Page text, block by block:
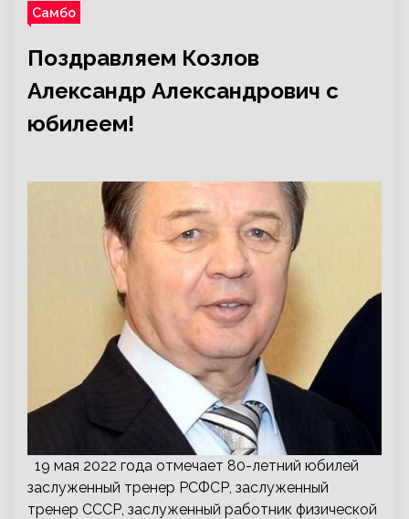
Самбо
Поздравляем Козлов
Александр Александрович с
юбилеем!
19 мая 2022 года отмечает 80-летний юбилей
заслуженный тренер РСФСР, заслуженный
тренер СССР, заслуженный работник физической